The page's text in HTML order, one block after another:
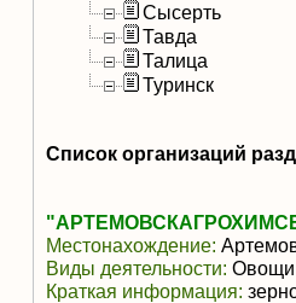
Сысерть
Тавда
Талица
Туринск
Список организаций
Местонахождение:
Виды деятельности:
Краткая информация: